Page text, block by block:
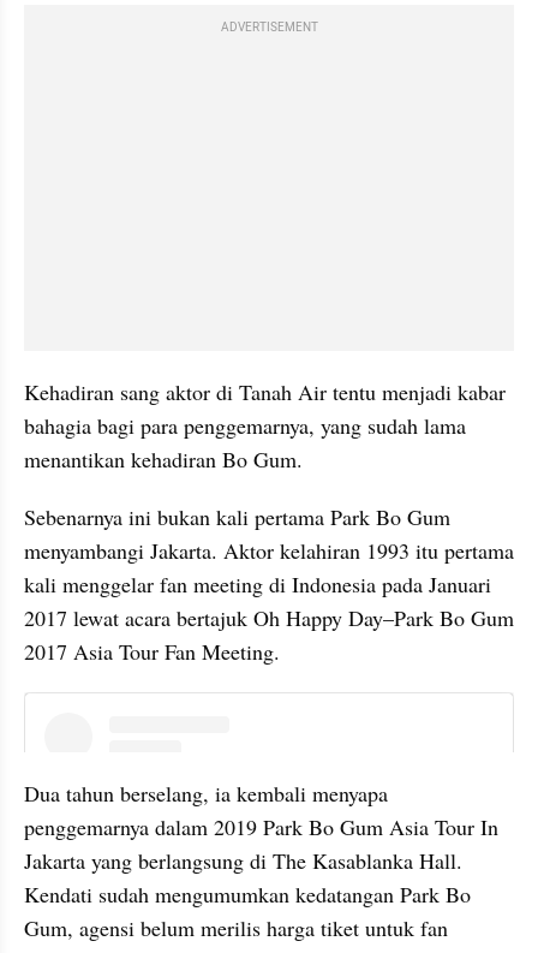
ADVERTISEMENT
Kehadiran sang aktor di Tanah Air tentu menjadi kabar
bahagia bagi para penggemarnya, yang sudah lama
menantikan kehadiran Bo Gum.
Sebenarnya ini bukan kali pertama Park Bo Gum
menyambangi Jakarta. Aktor kelahiran 1993 itu pertama
kali menggelar fan meeting di Indonesia pada Januari
2017 lewat acara bertajuk Oh Happy Day–Park Bo Gum
2017 Asia Tour Fan Meeting.
Dua tahun berselang, ia kembali menyapa
penggemarnya dalam 2019 Park Bo Gum Asia Tour In
Jakarta yang berlangsung di The Kasablanka Hall.
Kendati sudah mengumumkan kedatangan Park Bo
Gum, agensi belum merilis harga tiket untuk fan